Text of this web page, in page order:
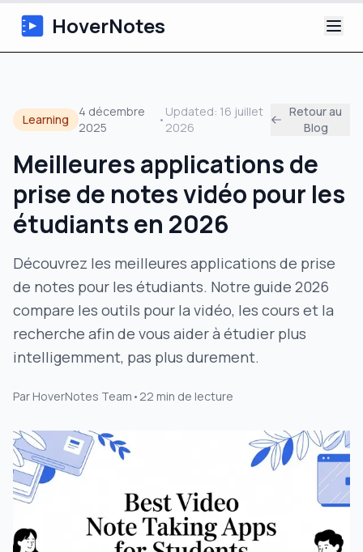
HoverNotes
Extension
Notes Vidéo IA
Tutoriels
Blog
Learning
4 décembre
2025
•
Updated: 16 juillet
2026
Retour au
Blog
Meilleures applications de
prise de notes vidéo pour les
étudiants en 2026
Découvrez les meilleures applications de prise
de notes pour les étudiants. Notre guide 2026
compare les outils pour la vidéo, les cours et la
recherche afin de vous aider à étudier plus
intelligemment, pas plus durement.
Par HoverNotes Team • 22 min de lecture